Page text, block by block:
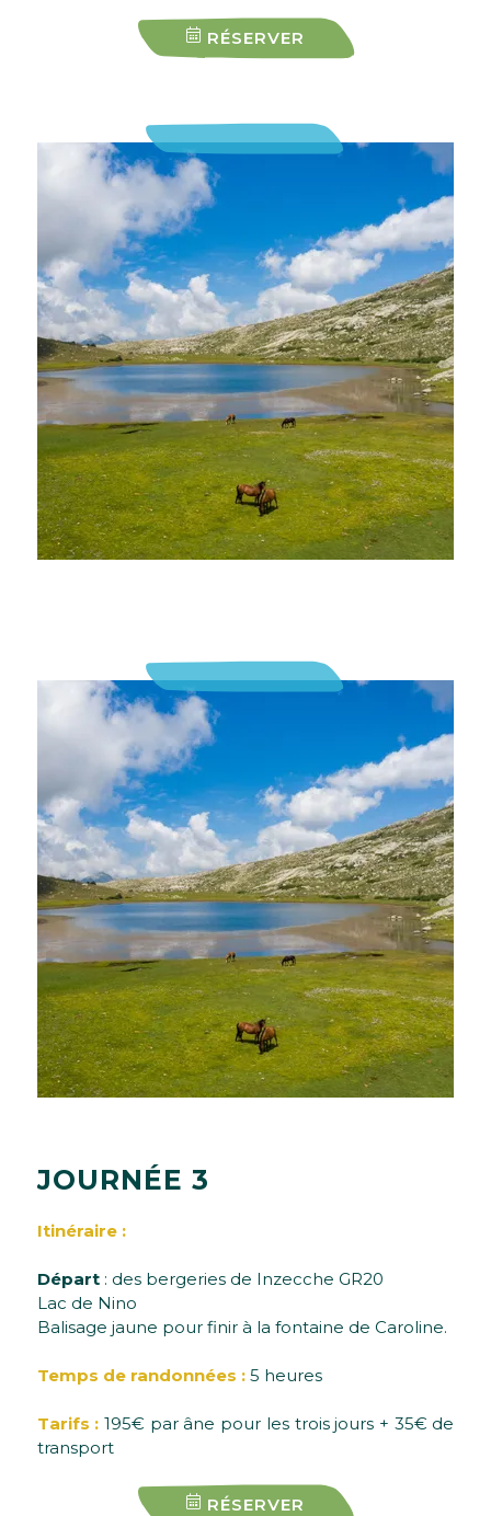
RÉSERVER
JOURNÉE 3
Itinéraire :
Départ: des bergeries de Inzecche GR20
Lac de Nino
Balisage jaune pour finir à la fontaine de Caroline.
Temps de randonnées : 5 heures
Tarifs :195€ par âne pour les trois jours + 35€ de
transport
RÉSERVER